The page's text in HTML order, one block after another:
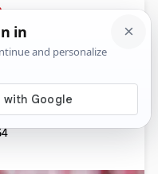
Komentari
radaru Ville